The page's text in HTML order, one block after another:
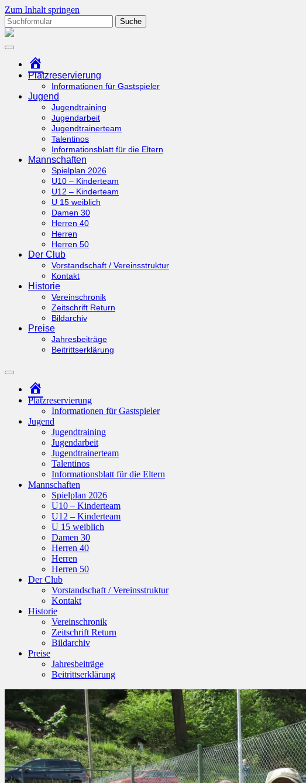
Zum Inhalt springen
Suchen
nach:tcottenhoefen.de
Platzreservierung
Informationen für Gastspieler
Jugend
Jugendtraining
Jugendarbeit
Jugendtrainerteam
Talentinos
Informationsblatt für die Eltern
Mannschaften
Spielplan 2026
U10 – Kinderteam
U12 – Kinderteam
U 15 weiblich
Damen 30
Herren 40
Herren
Herren 50
Der Club
Vorstandschaft / Vereinsstruktur
Kontakt
Historie
Vereinschronik
Zeitschrift Return
Bildarchiv
Preise
Jahresbeiträge
Beitrittserklärung
Suchfeld
ein-/ausblenden
Platzreservierung
Informationen für Gastspieler
Jugend
Jugendtraining
Jugendarbeit
Jugendtrainerteam
Talentinos
Informationsblatt für die Eltern
Mannschaften
Spielplan 2026
U10 – Kinderteam
U12 – Kinderteam
U 15 weiblich
Damen 30
Herren 40
Herren
Herren 50
Der Club
Vorstandschaft / Vereinsstruktur
Kontakt
Historie
Vereinschronik
Zeitschrift Return
Bildarchiv
Preise
Jahresbeiträge
Beitrittserklärung